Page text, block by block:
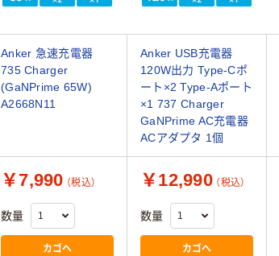
Anker 急速充電器
735 Charger
(GaNPrime 65W)
A2668N11
Anker USB充電器
120W出力 Type-Cポ
ート×2 Type-Aポート
×1 737 Charger
GaNPrime AC充電器
ACアダプタ 1個
￥7,990 （税込）
数量
カゴへ
￥12,990 （税込）
数量
カゴへ